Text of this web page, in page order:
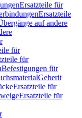
Ersatzteile für
Ersatzteile
auf andere
für
für
Befestigungen für
Geberit
Ersatzteile für
Ersatzteile für